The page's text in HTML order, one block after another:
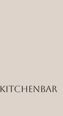
Kitchenbar